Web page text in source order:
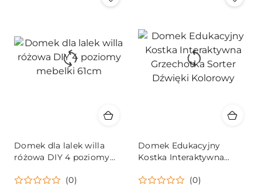
Domek dla lalek willa
różowa DIY 4 poziomy
(0)
Domek Edukacyjny
Kostka Interaktywna
Dźwięki Kolorowy
(0)